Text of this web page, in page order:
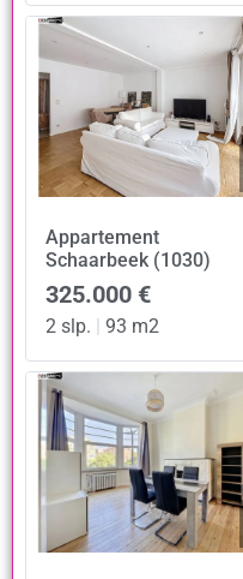
Appartement
Schaarbeek (1030)
325.000 €
2 slp. | 93 m2